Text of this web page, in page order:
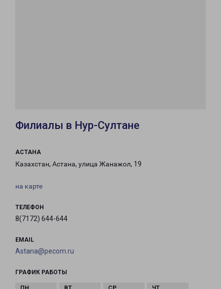
Филиалы в Нур-Султане
АСТАНА
Казахстан, Астана, улица Жанажол, 19
на карте
ТЕЛЕФОН
8(7172) 644-644
EMAIL
Astana@pecom.ru
ГРАФИК РАБОТЫ